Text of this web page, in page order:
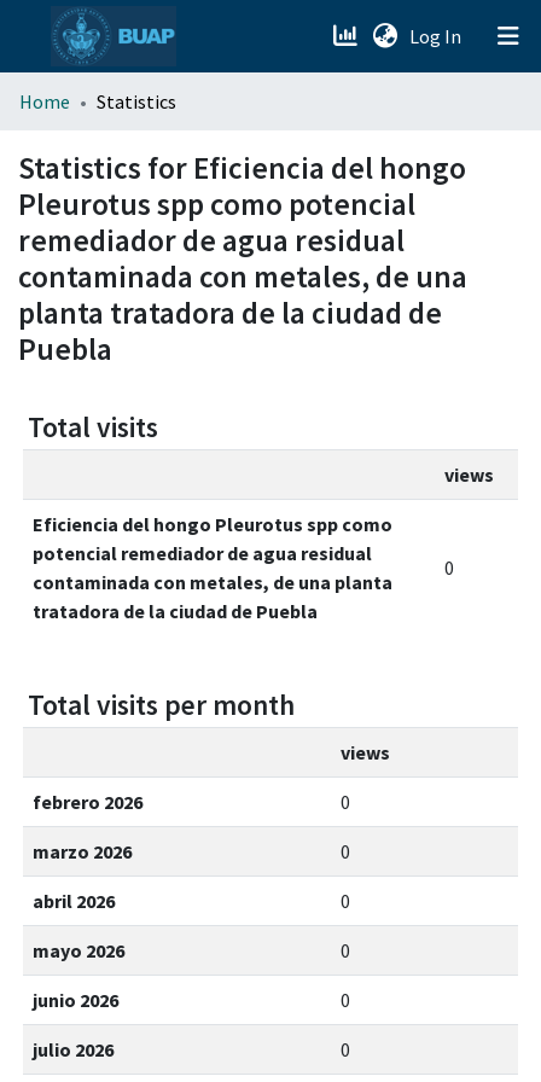
Log In (current)
menu.section.about_menu
All of DSpace
Home Statistics
Statistics for Eficiencia del hongo
Pleurotus spp como potencial
remediador de agua residual
contaminada con metales, de una
planta tratadora de la ciudad de
Puebla
Total visits
views
Eficiencia del hongo Pleurotus spp como
potencial remediador de agua residual
contaminada con metales, de una planta
tratadora de la ciudad de Puebla
0
Total visits per month
views
febrero 2026 0
marzo 2026 0
abril 2026 0
mayo 2026 0
junio 2026 0
julio 2026 0